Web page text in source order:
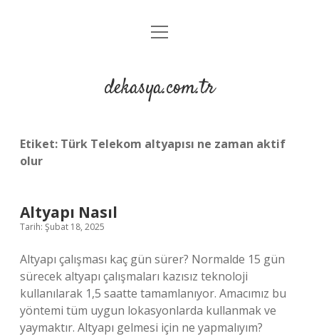
Anasayfa
Yasal Uyarı
menüyü
dekasya.com.tr
Etiket: Türk Telekom altyapısı ne zaman aktif
olur
Altyapı Nasıl
Tarih: Şubat 18, 2025
Altyapı çalışması kaç gün sürer? Normalde 15 gün
sürecek altyapı çalışmaları kazısız teknoloji
kullanılarak 1,5 saatte tamamlanıyor. Amacımız bu
yöntemi tüm uygun lokasyonlarda kullanmak ve
yaymaktır. Altyapı gelmesi için ne yapmalıyım?